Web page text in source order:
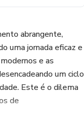
abrangente,
uma jornada eficaz e
e as
um ciclo
Este é o dilema
de